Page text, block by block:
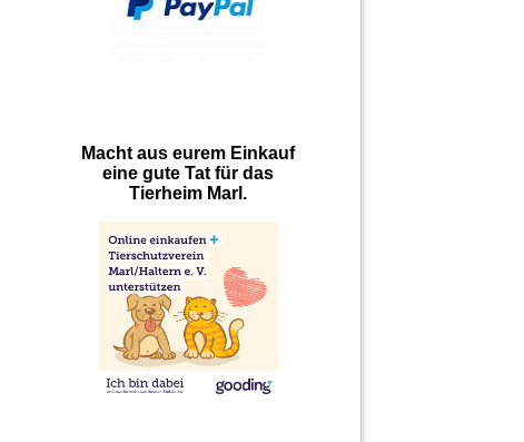
Macht aus eurem Einkauf
eine gute Tat für das
Tierheim Marl.